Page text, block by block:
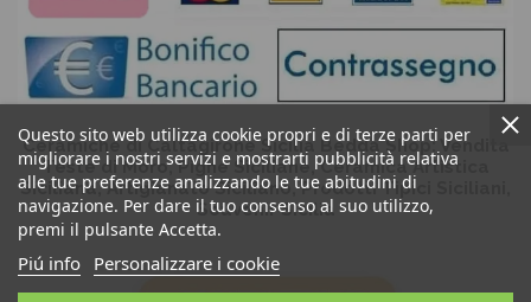
Questo sito web utilizza cookie propri e di terze parti per
migliorare i nostri servizi e mostrarti pubblicità relativa
alle tue preferenze analizzando le tue abitudini di
navigazione. Per dare il tuo consenso al suo utilizzo,
premi il pulsante Accetta.
Piú info Personalizzare i cookie
Ceramiche di Caltagirone Sicilia Bedda Shop: Vendita
Teste di Moro, Pigne Siciliane, Ceramica Artistica
Siciliana, Artigianato Siciliano, Prodotti Tipici Siciliani,
Souvenir Sicilia